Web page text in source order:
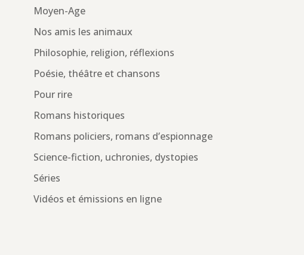
Moyen-Age
Nos amis les animaux
Philosophie, religion, réflexions
Poésie, théâtre et chansons
Pour rire
Romans historiques
Romans policiers, romans d’espionnage
Science-fiction, uchronies, dystopies
Séries
Vidéos et émissions en ligne